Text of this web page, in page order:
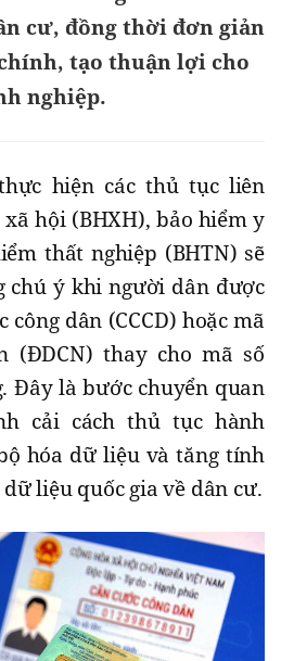
cư, đồng thời đơn giản
tạo thuận lợi cho
nghiệp.
hiện các thủ tục liên
hội (BHXH), bảo hiểm y
thất nghiệp (BHTN) sẽ
chú ý khi người dân được
công dân (CCCD) hoặc mã
(ĐDCN) thay cho mã số
Đây là bước chuyển quan
cải cách thủ tục hành
hóa dữ liệu và tăng tính
liệu quốc gia về dân cư.